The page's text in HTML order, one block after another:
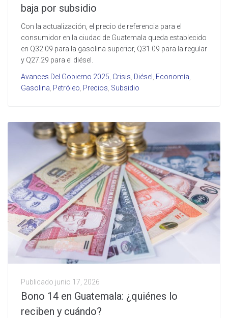
baja por subsidio
Con la actualización, el precio de referencia para el
consumidor en la ciudad de Guatemala queda establecido
en Q32.09 para la gasolina superior, Q31.09 para la regular
y Q27.29 para el diésel.
Avances Del Gobierno 2025, Crisis, Diésel , Economía,
Gasolina, Petróleo, Precios, Subsidio
Publicado junio 17, 2026
Bono 14 en Guatemala: ¿quiénes lo
reciben y cuándo?